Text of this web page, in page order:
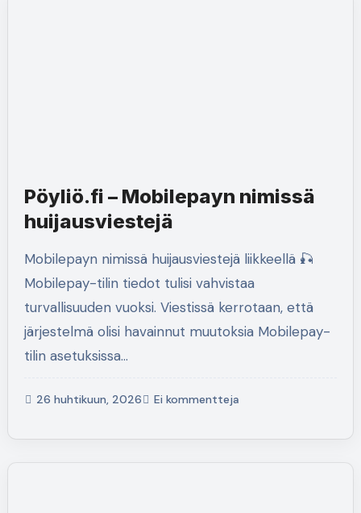
Pöyliö.fi – Mobilepayn nimissä
huijausviestejä
Mobilepayn nimissä huijausviestejä liikkeellä 🎣
Mobilepay-tilin tiedot tulisi vahvistaa
turvallisuuden vuoksi. Viestissä kerrotaan, että
järjestelmä olisi havainnut muutoksia Mobilepay-
tilin asetuksissa…
26 huhtikuun, 2026 Ei kommentteja